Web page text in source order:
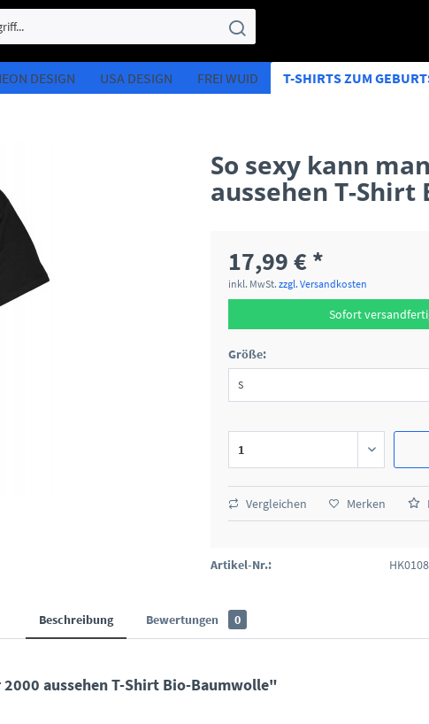
DESIGN USA DESIGN FREI WUID T-SHIRTS ZUM
So sexy kann
aussehen T-
17,99 € *
inkl. MwSt.zzgl. Versandkosten
Sofort
Größe:
Vergleichen Merken
Artikel-Nr.:
Beschreibung Bewertungen 0
aussehen T-Shirt Bio-Baumwolle"